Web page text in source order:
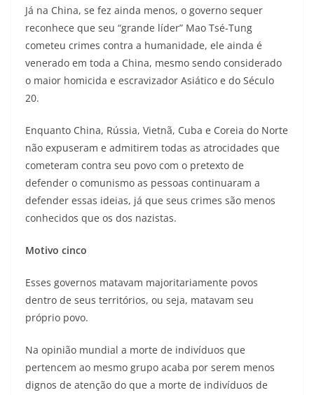
Já na China, se fez ainda menos, o governo sequer
reconhece que seu “grande líder” Mao Tsé-Tung
cometeu crimes contra a humanidade, ele ainda é
venerado em toda a China, mesmo sendo considerado
o maior homicida e escravizador Asiático e do Século
20.
Enquanto China, Rússia, Vietnã, Cuba e Coreia do Norte
não expuseram e admitirem todas as atrocidades que
cometeram contra seu povo com o pretexto de
defender o comunismo as pessoas continuaram a
defender essas ideias, já que seus crimes são menos
conhecidos que os dos nazistas.
Motivo cinco
Esses governos matavam majoritariamente povos
dentro de seus territórios, ou seja, matavam seu
próprio povo.
Na opinião mundial a morte de indivíduos que
pertencem ao mesmo grupo acaba por serem menos
dignos de atenção do que a morte de indivíduos de